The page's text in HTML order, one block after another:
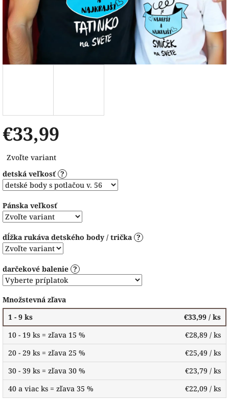
€33,99
cena:
Zvoľte variant
detská veľkosť ?
Pánska veľkosť
dĺžka rukáva detského body / trička ?
darčekové balenie ?
Množstevná zľava
1 - 9 ks
€33,99 / ks
10 - 19 ks = zľava 15 %
€28,89 / ks
20 - 29 ks = zľava 25 %
€25,49 / ks
30 - 39 ks = zľava 30 %
€23,79 / ks
40 a viac ks = zľava 35 %
€22,09 / ks